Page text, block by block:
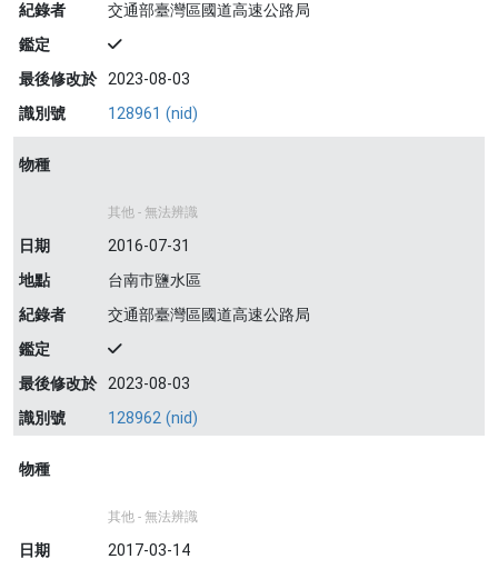
紀錄者
交通部臺灣區國道高速公路局
鑑定
最後修改於 2023-08-03
識別號
128961 (nid)
物種
其他 - 無法辨識
日期
2016-07-31
地點
台南市鹽水區
紀錄者
交通部臺灣區國道高速公路局
鑑定
最後修改於 2023-08-03
識別號
128962 (nid)
物種
其他 - 無法辨識
日期 2017-03-14